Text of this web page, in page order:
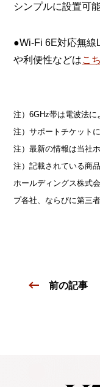
シンプルに設置可能
●Wi-Fi 6E対応無線
や利便性などはこ
注）6GHz帯は電波法に
注）サポートチケット
注）最新の情報は当社
注）記載されている商
ホールディングス株式
プ各社、ならびに第三
前の記事